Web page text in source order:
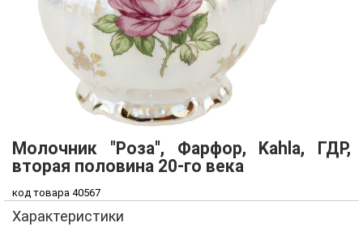
Молочник "Роза", Фарфор, Kahla, ГДР,
вторая половина 20-го века
код товара 40567
Характеристики